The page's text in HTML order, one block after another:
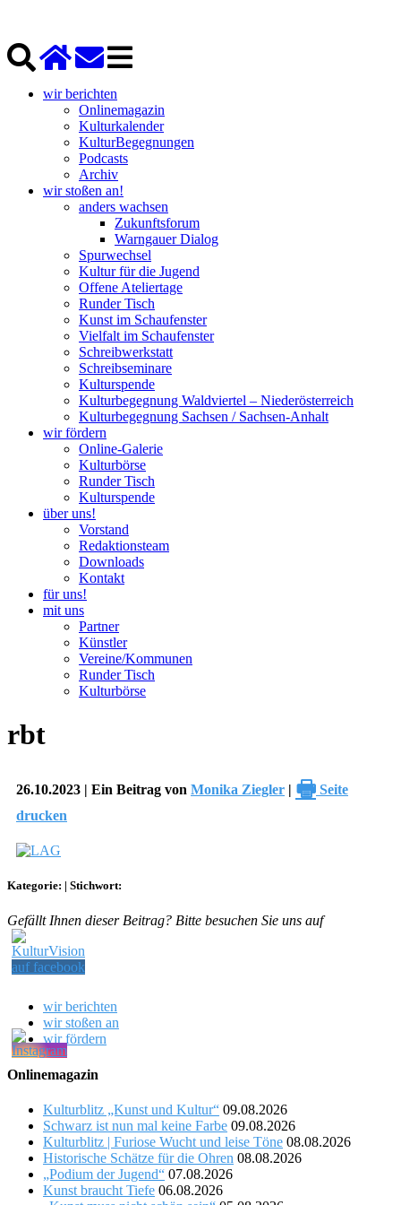
wir berichten
Onlinemagazin
Kulturkalender
KulturBegegnungen
Podcasts
Archiv
wir stoßen an!
anders wachsen
Zukunftsforum
Warngauer Dialog
Spurwechsel
Kultur für die Jugend
Offene Ateliertage
Runder Tisch
Kunst im Schaufenster
Vielfalt im Schaufenster
Schreibwerkstatt
Schreibseminare
Kulturspende
Kulturbegegnung Waldviertel – Niederösterreich
Kulturbegegnung Sachsen / Sachsen-Anhalt
wir fördern
Online-Galerie
Kulturbörse
Runder Tisch
Kulturspende
über uns!
Vorstand
Redaktionsteam
Downloads
Kontakt
für uns!
mit uns
Partner
Künstler
Vereine/Kommunen
Runder Tisch
Kulturbörse
rbt
26.10.2023 | Ein Beitrag von Monika Ziegler | 🖶 Seite
drucken
Kategorie: | Stichwort:
Gefällt Ihnen dieser Beitrag? Bitte besuchen Sie uns auf
wir berichten
wir stoßen an
wir fördern
Onlinemagazin
Kulturblitz „Kunst und Kultur“ 09.08.2026
Schwarz ist nun mal keine Farbe 09.08.2026
Kulturblitz | Furiose Wucht und leise Töne 08.08.2026
Historische Schätze für die Ohren 08.08.2026
„Podium der Jugend“ 07.08.2026
Kunst braucht Tiefe 06.08.2026